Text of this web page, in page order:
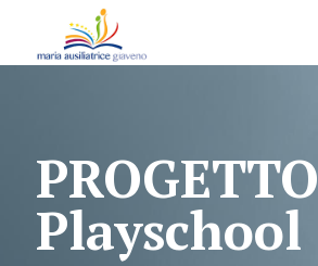
PROGETTO
Playschool